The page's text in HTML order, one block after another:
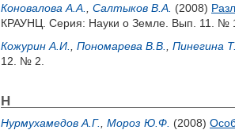
Коновалова А.А. Салтыков В.А. (2008)
КРАУНЦ. Серия: Науки о Земле. Вып. 11. №
Кожурин А.И.
Пономарева В.В. Пинегина
12. № 2.
Н
Нурмухамедов А.Г. Мороз Ю.Ф. (2008)